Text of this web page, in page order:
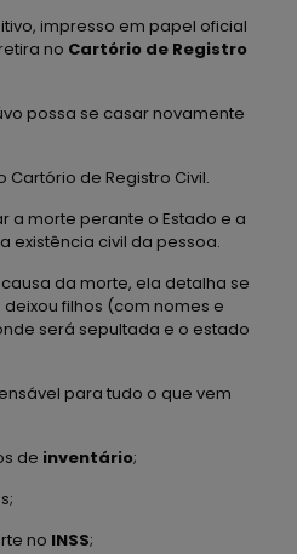
impresso em papel oficial
no Cartório de Registro
possa se casar novamente
Cartório de Registro Civil.
a morte perante o Estado e a
existência civil da pessoa.
da morte, ela detalha se
filhos (com nomes e
será sepultada e o estado
para tudo o que vem
de inventário;
no INSS;